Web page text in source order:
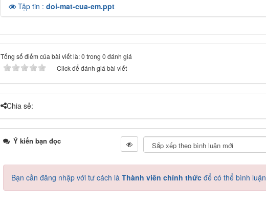
Tập tin :doi-mat-cua-em.ppt
Tổng số điểm của bài viết là: 0 trong 0 đánh giá
Click để đánh giá bài viết
Chia sẻ:
Ý kiến bạn đọc
Bạn cần đăng nhập với tư cách làThành viên chính thức để có thể bình luận